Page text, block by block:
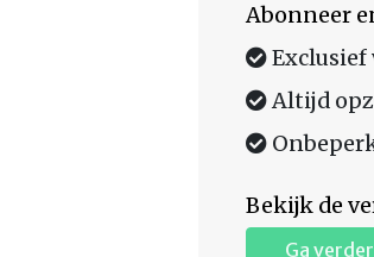
Abonneer
Exclusief
Altijd
Bekijk de
Ga verder